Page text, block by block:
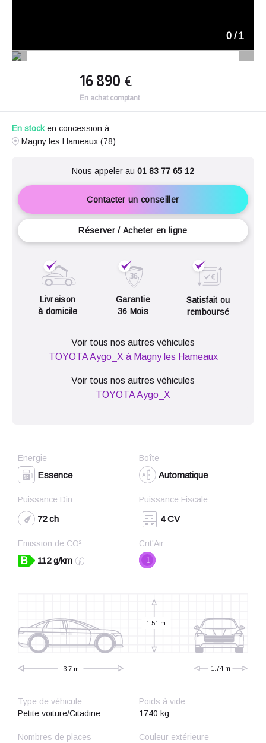
0 / 1
16 890 €
En achat comptant
En stocken concession à
Magny les Hameaux (78)
Nous appeler au 01 83 77 65 12
Contacter un conseiller
Réserver / Acheter en ligne
Livraison
à domicile
Garantie
36 Mois
Satisfait ou
remboursé
Voir tous nos autres véhicules
TOYOTA Aygo_X à Magny les Hameaux
Voir tous nos autres véhicules
TOYOTA Aygo_X
Energie
Essence
Boîte
Automatique
Puissance Din
72 ch
Puissance Fiscale
4 CV
Emission de CO²
B 112 g/km
Crit'Air
1
3.7 m
1.51 m
1.74 m
Type de véhicule
Petite voiture/Citadine
Poids à vide
1740 kg
Nombres de places
Couleur extérieure